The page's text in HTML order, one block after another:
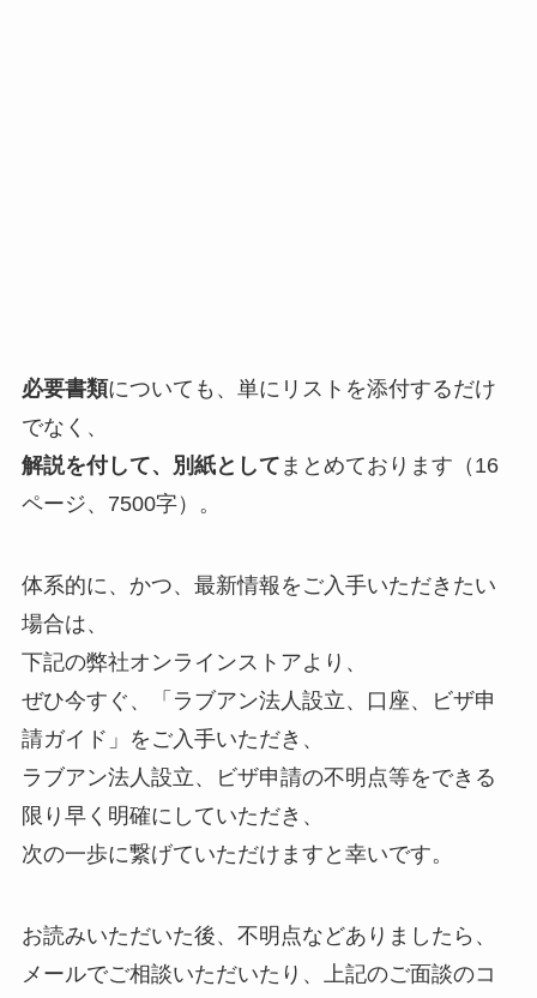
必要書類についても、単にリストを添付するだけ
でなく、
解説を付して、別紙として まとめております（16
ページ、7500字）。
体系的に、かつ、最新情報をご入手いただきたい
場合は、
下記の弊社オンラインストアより、
ぜひ今すぐ、「ラブアン法人設立、口座、ビザ申
請ガイド」をご入手いただき、
ラブアン法人設立、ビザ申請の不明点等をできる
限り早く明確にしていただき、
次の一歩に繋げていただけますと幸いです。
お読みいただいた後、不明点などありましたら、
メールでご相談いただいたり、上記のご面談のコ